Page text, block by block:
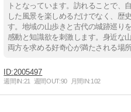
トとなっています。訪れることで、
した風景を楽しめるだけでなく、歴
す。地域の山歩きと古代の城跡巡り
感動と知識欲を刺激します。身近な
両方を求める好奇心が満たされる場所
2005497
週間IN:21 週間OUT:90 月間IN:102